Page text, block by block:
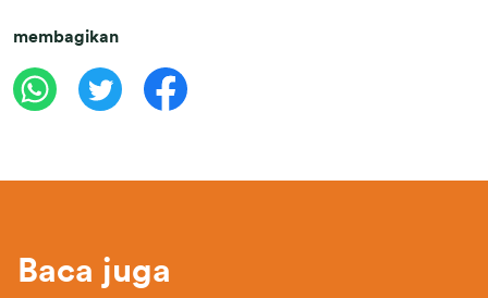
membagikan
Baca juga